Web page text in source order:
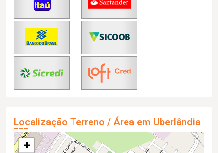
Localização Terreno / Área em Uberlândia
+